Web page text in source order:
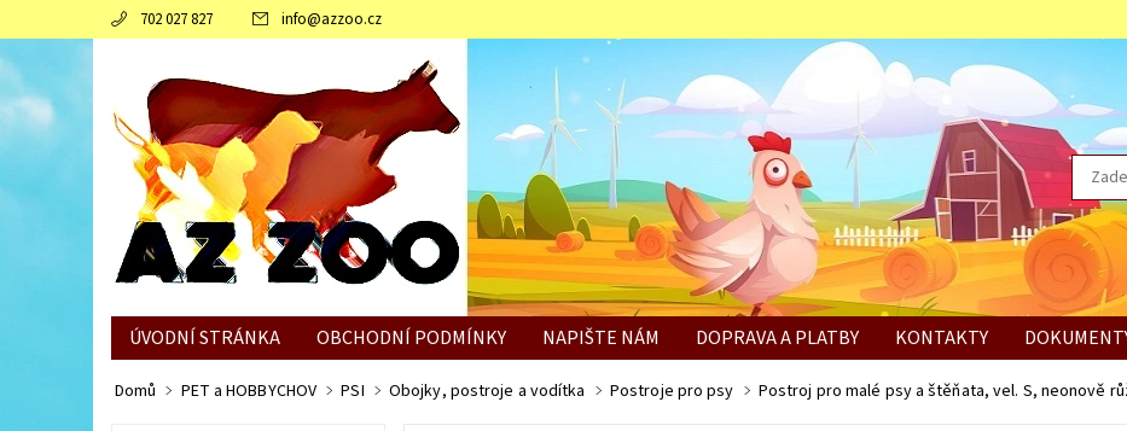
702 027 827 info@azzoo.cz
ÚVODNÍ STRÁNKA OBCHODNÍ PODMÍNKY NAPIŠTE NÁM DOPRAVA A PLATBY KONTAKTY
JAK SLEPICÍM POMOCI ZVLÁDNOUT ZIMNÍ OBDOBÍ
Domů PET a HOBBYCHOV PSI Obojky, postroje a vodítka Postroje pro psy Postroj pro malé psy a štěňata, vel. S, neonově